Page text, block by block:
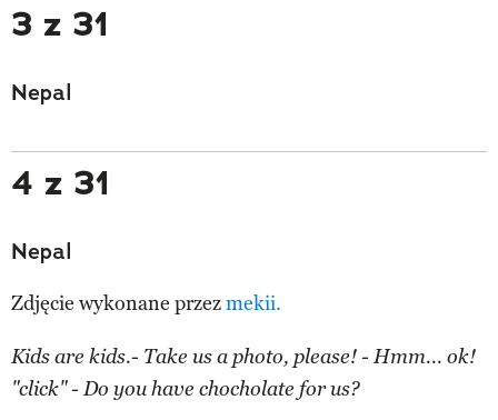
3 z 31
Nepal
4 z 31
Nepal
Zdjęcie wykonane przezmekii.
Kids are kids.- Take us a photo, please! - Hmm... ok!
"click" - Do you have chocholate for us?